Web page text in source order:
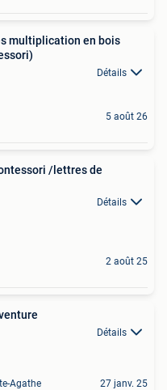
multiplication en bois
Détails
5 août 26
/lettres de
Détails
2 août 25
Détails
Agathe 27 janv. 25